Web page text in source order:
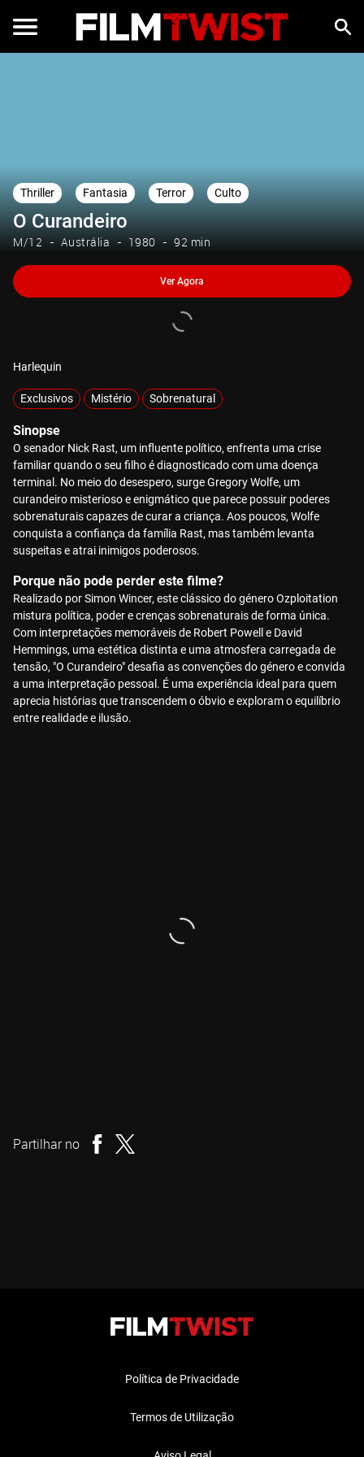
Thriller Fantasia Terror Culto
O Curandeiro
M/12 Austrália 1980 92 min
Ver Agora
Harlequin
Exclusivos Mistério Sobrenatural
Sinopse
O senador Nick Rast, um influente político, enfrenta uma crise
familiar quando o seu filho é diagnosticado com uma doença
terminal. No meio do desespero, surge Gregory Wolfe, um
curandeiro misterioso e enigmático que parece possuir poderes
sobrenaturais capazes de curar a criança. Aos poucos, Wolfe
conquista a confiança da família Rast, mas também levanta
suspeitas e atrai inimigos poderosos.
Porque não pode perder este filme?
Realizado por Simon Wincer, este clássico do género Ozploitation
mistura política, poder e crenças sobrenaturais de forma única.
Com interpretações memoráveis de Robert Powell e David
Hemmings, uma estética distinta e uma atmosfera carregada de
tensão, "O Curandeiro" desafia as convenções do género e convida
a uma interpretação pessoal. É uma experiência ideal para quem
aprecia histórias que transcendem o óbvio e exploram o equilíbrio
entre realidade e ilusão.
Partilhar no
Política de Privacidade
Termos de Utilização